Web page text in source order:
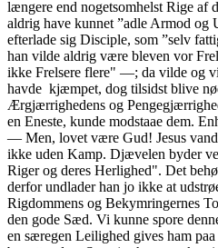
længere end nogetsomhelst Rige af
aldrig have kunnet ”adle Armod og
efterlade sig Disciple, som ”selv
han vilde aldrig være bleven vor
ikke Frelsere flere" —; da vilde og
havde kjæmpet, dog tilsidst blive
Ærgjærrighedens og
en Eneste, kunde modstaae dem.
— Men, lovet være Gud! Jesus
ikke uden Kamp. Djævelen byder
Riger og deres Herlighed". Det
derfor undlader han jo ikke at
Rigdommens og Bekymringernes
den gode Sæd. Vi kunne spore
en særegen Leilighed gives ham